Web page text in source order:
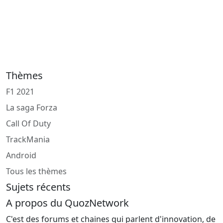
Thèmes
F1 2021
La saga Forza
Call Of Duty
TrackMania
Android
Tous les thèmes
Sujets récents
A propos du QuozNetwork
C'est des forums et chaines qui parlent d'innovation, de